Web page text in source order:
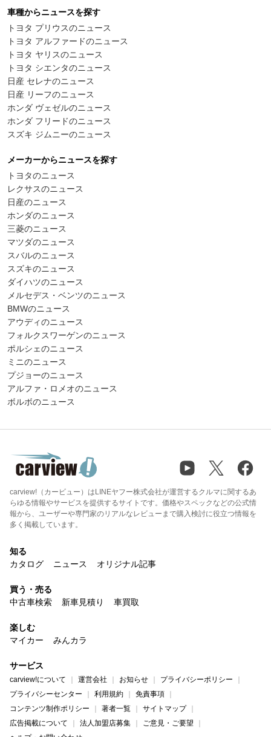
車種からニュースを探す
トヨタ プリウスのニュース
トヨタ アルファードのニュース
トヨタ ヤリスのニュース
トヨタ シエンタのニュース
日産 セレナのニュース
日産 リーフのニュース
ホンダ ヴェゼルのニュース
ホンダ フリードのニュース
スズキ ジムニーのニュース
メーカーからニュースを探す
トヨタのニュース
レクサスのニュース
日産のニュース
ホンダのニュース
三菱のニュース
マツダのニュース
スバルのニュース
スズキのニュース
ダイハツのニュース
メルセデス・ベンツのニュース
BMWのニュース
アウディのニュース
フォルクスワーゲンのニュース
ポルシェのニュース
ミニのニュース
プジョーのニュース
アルファ・ロメオのニュース
ボルボのニュース
carview!（カービュー）はLINEヤフー株式会社が運営するクルマに関するあ
らゆる情報やサービスを提供するサイトです。価格やスペックなどの公式情
報から、ユーザーや専門家のリアルなレビューまで購入検討に役立つ情報を
多く掲載しています。
知る
カタログ
ニュース オリジナル記事
買う・売る
中古車検索
新車見積り 車買取
楽しむ
マイカー
みんカラ
サービス
carview!について 運営会社 お知らせ
プライバシーポリシー
プライバシーセンター
利用規約
免責事項
コンテンツ制作ポリシー
著者一覧
サイトマップ
広告掲載について
法人加盟店募集
ご意見・ご要望